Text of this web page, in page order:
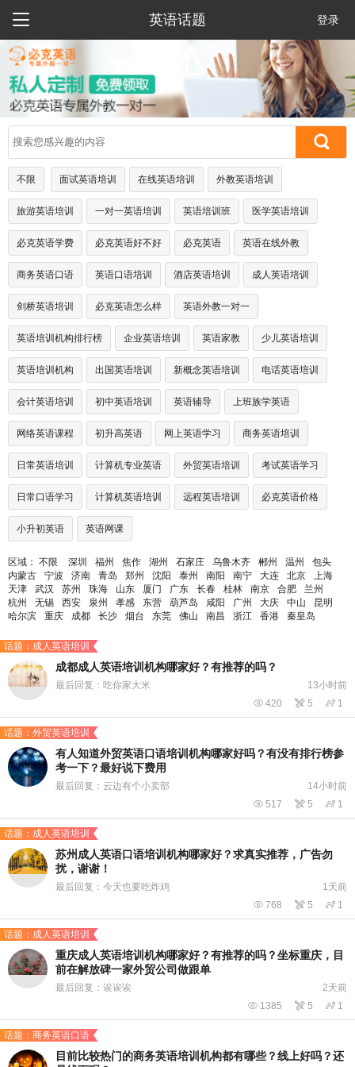
 英语话题 登录
不限 面试英语培训 在线英语培训 外教英语培训
旅游英语培训 一对一英语培训 英语培训班 医学英语培训
必克英语学费 必克英语好不好 必克英语 英语在线外教
商务英语口语 英语口语培训 酒店英语培训 成人英语培训
剑桥英语培训 必克英语怎么样 英语外教一对一
英语培训机构排行榜 企业英语培训 英语家教 少儿英语培训
英语培训机构 出国英语培训 新概念英语培训 电话英语培训
会计英语培训 初中英语培训 英语辅导 上班族学英语
网络英语课程 初升高英语 网上英语学习 商务英语培训
日常英语培训 计算机专业英语 外贸英语培训 考试英语学习
日常口语学习 计算机英语培训 远程英语培训 必克英语价格
小升初英语 英语网课
区域： 不限 深圳 福州 焦作 湖州 石家庄 乌鲁木齐 郴州 温州
包头
内蒙古
宁波 济南 青岛 郑州 沈阳 泰州 南阳 南宁 大连 北京
上海
天津
武汉 苏州 珠海 山东 厦门 广东 长春 桂林 南京 合肥
兰州
杭州
无锡 西安 泉州 孝感 东营 葫芦岛 咸阳 广州 大庆 中山
昆明
哈尔滨
重庆 成都 长沙 烟台 东莞 佛山 南昌 浙江 香港 秦皇岛
话题：成人英语培训
成都成人英语培训机构哪家好？有推荐的吗？
最后回复：吃你家大米 13小时前
 420  5  1
话题：外贸英语培训
有人知道外贸英语口语培训机构哪家好吗？有没有排行榜参
考一下？最好说下费用
最后回复：云边有个小卖部 14小时前
 517  5  1
话题：成人英语培训
苏州成人英语口语培训机构哪家好？求真实推荐，广告勿
扰，谢谢！
最后回复：今天也要吃炸鸡 1天前
 768  5  1
话题：成人英语培训
重庆成人英语培训机构哪家好？有推荐的吗？坐标重庆，目
前在解放碑一家外贸公司做跟单
最后回复：诶诶诶 2天前
 1385  5  1
话题：商务英语口语
目前比较热门的商务英语培训机构都有哪些？线上好吗？还